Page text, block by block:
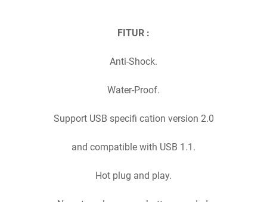
FITUR :
Anti-Shock.
Water-Proof.
Support USB specifi cation version 2.0
and compatible with USB 1.1.
Hot plug and play.